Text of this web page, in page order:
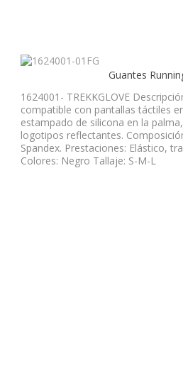
Guantes
1624001- TREKKGLOVE
compatible con pantallas táctiles
estampado de silicona en la
logotipos reflectantes.
Spandex. Prestaciones: Elástico,
Colores: Negro Tallaje: S-M-L